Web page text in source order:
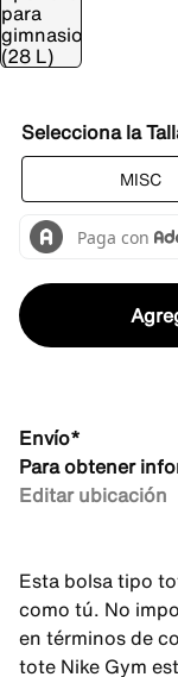
MISC
Envío*
Para obtener
Editar ubicación
Esta bolsa tipo
como tú. No
en términos de
tote Nike Gym